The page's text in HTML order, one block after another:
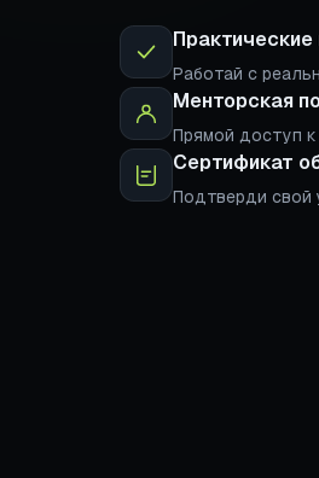
Практические
Работай с
Менторская
Прямой доступ к
Сертификат
Подтверди свой